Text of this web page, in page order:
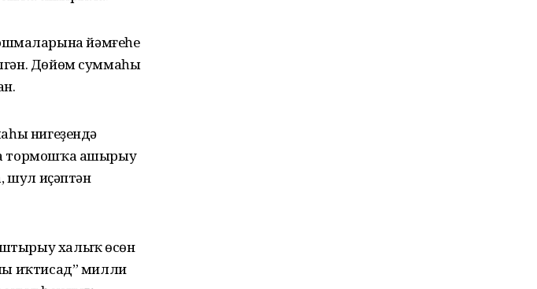
йәмғеһе
Дөйөм суммаһы
нигеҙендә
тормошҡа ашырыу
шул иҫәптән
халыҡ өсөн
иҡтисад” милли